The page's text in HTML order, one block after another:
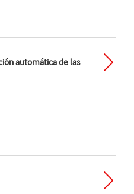
automática de las